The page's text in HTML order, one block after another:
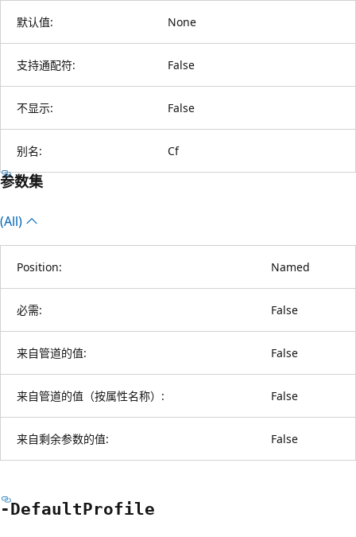
默认值: None
支持通配符: False
不显示: False
别名: Cf
参数集
(All)
Position: Named
必需: False
来自管道的值: False
来自管道的值（按属性名称）: False
来自剩余参数的值: False
-DefaultProfile